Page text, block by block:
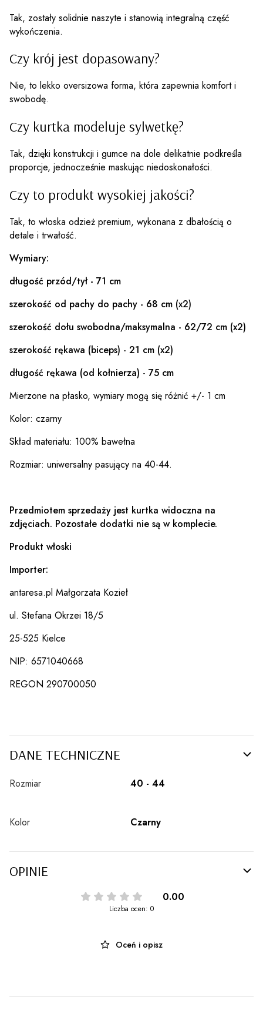
Tak, zostały solidnie naszyte i stanowią integralną część
wykończenia.
Czy krój jest dopasowany?
Nie, to lekko oversizowa forma, która zapewnia komfort i
swobodę.
Czy kurtka modeluje sylwetkę?
Tak, dzięki konstrukcji i gumce na dole delikatnie podkreśla
proporcje, jednocześnie maskując niedoskonałości.
Czy to produkt wysokiej jakości?
Tak, to włoska odzież premium, wykonana z dbałością o
detale i trwałość.
Wymiary:
długość przód/tył - 71 cm
szerokość od pachy do pachy - 68 cm (x2)
szerokość dołu swobodna/maksymalna - 62/72 cm (x2)
szerokość rękawa (biceps) - 21 cm (x2)
długość rękawa (od kołnierza) - 75 cm
Mierzone na płasko, wymiary mogą się różnić +/- 1 cm
Kolor: czarny
Skład materiału: 100% bawełna
Rozmiar: uniwersalny pasujący na 40-44.
Przedmiotem sprzedaży jest kurtka widoczna na
zdjęciach. Pozostałe dodatki nie są w komplecie.
Produkt włoski
Importer:
antaresa.pl Małgorzata Kozieł
ul. Stefana Okrzei 18/5
25-525 Kielce
NIP: 6571040668
REGON 290700050
DANE TECHNICZNE
Rozmiar 40 - 44
Kolor Czarny
OPINIE
0.00
Liczba ocen: 0
Oceń i opisz